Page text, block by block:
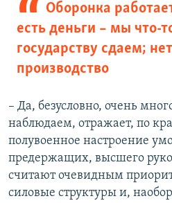
Оборонка
есть деньги – мы что-
государству сдаем;
производство
– Да, безусловно, очень
наблюдаем, отражает, по
полувоенное настроение
предержащих, высшего
считают очевидным
силовые структуры и,